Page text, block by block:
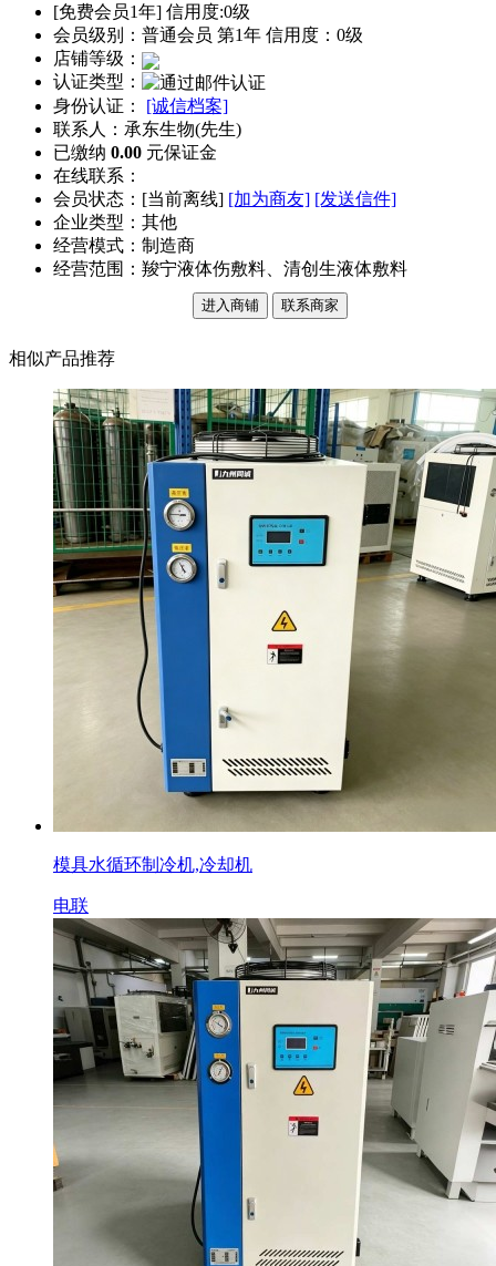
[免费会员1年] 信用度:0级
会员级别：普通会员 第1年 信用度：0级
店铺等级：
认证类型：
身份认证： [诚信档案]
联系人：承东生物(先生)
已缴纳 0.00 元保证金
在线联系：
会员状态：[当前离线] [加为商友] [发送信件]
企业类型：其他
经营模式：制造商
经营范围：羧宁液体伤敷料、清创生液体敷料
进入商铺 联系商家
相似产品推荐
模具水循环制冷机,冷却机
电联